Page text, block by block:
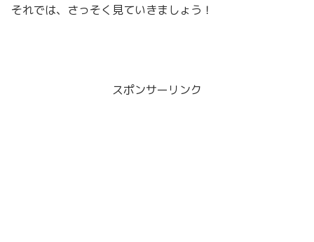
それでは、さっそく見ていきましょう！
スポンサーリンク